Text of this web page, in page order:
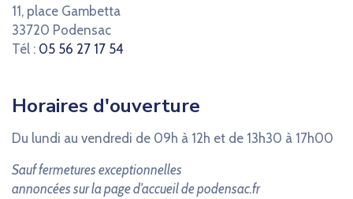
11, place Gambetta
33720 Podensac
Tél : 05 56 27 17 54
Horaires d'ouverture
Du lundi au vendredi de 09h à 12h et de 13h30 à 17h00
Sauf fermetures exceptionnelles
annoncées sur la page d’accueil de podensac.fr